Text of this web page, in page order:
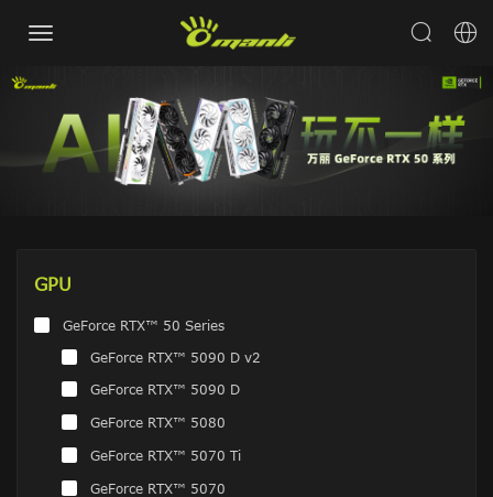
GPU
GeForce RTX™ 50 Series
GeForce RTX™ 5090 D v2
GeForce RTX™ 5090 D
GeForce RTX™ 5080
GeForce RTX™ 5070 Ti
GeForce RTX™ 5070